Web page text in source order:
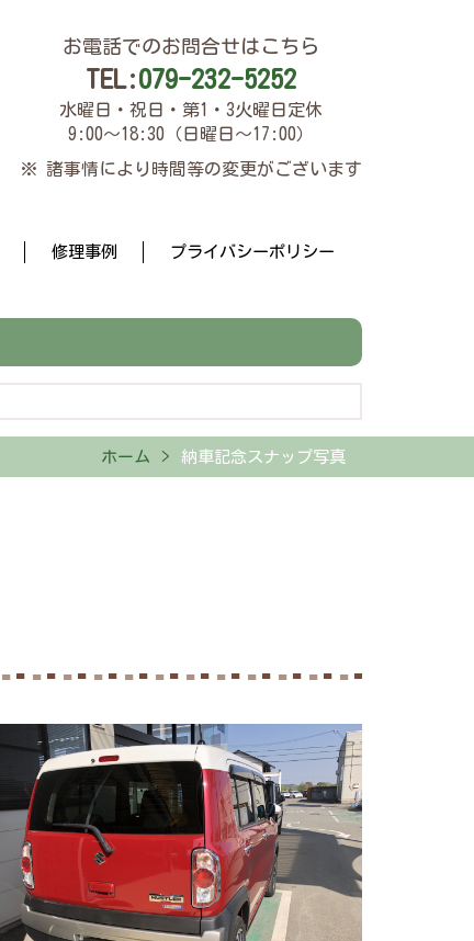
お電話でのお問合せはこちら
TEL:079-232-5252
水曜日・祝日・第1・3火曜日定休
9:00～18:30（日曜日～17:00）
※ 諸事情により時間等の変更がございます
修理事例 プライバシーポリシー
ホーム 納車記念スナップ写真